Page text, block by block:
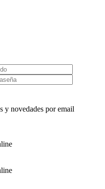
y novedades por email